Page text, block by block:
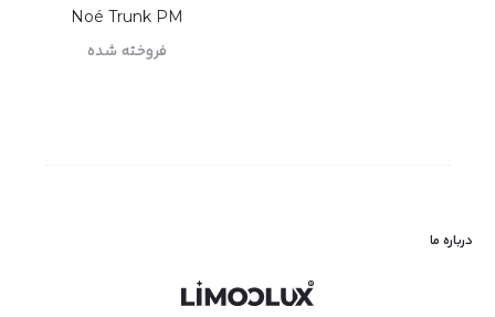
Noé Trunk PM
فروخته شده
درباره ما